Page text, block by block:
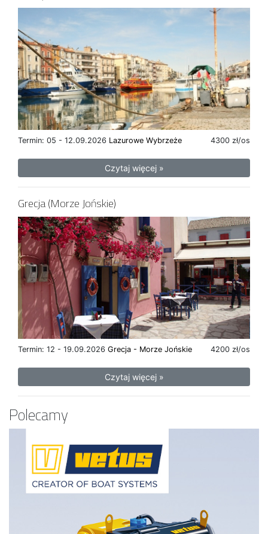
Termin: 05 - 12.09.2026 4300 zł/os
Lazurowe Wybrzeże
Czytaj więcej »
Grecja (Morze Jońskie)
Termin: 12 - 19.09.2026 4200 zł/os
Grecja - Morze Jońskie
Czytaj więcej »
Polecamy